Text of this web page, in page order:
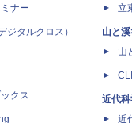
ナー
ジタルクロス）
クス
立
山と
山
近代
近